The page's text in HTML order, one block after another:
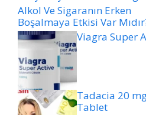
Alkol Ve Sigaranın Erken
Boşalmaya Etkisi Var
Viagra Super
Tadacia 20
Tablet